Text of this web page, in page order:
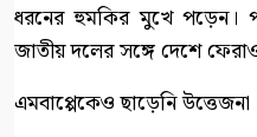
ধরনের হুমকির মুখে পড়েন।
জাতীয় দলের সঙ্গে দেশে
এমবাপ্পেকেও ছাড়েনি উত্তেজনা